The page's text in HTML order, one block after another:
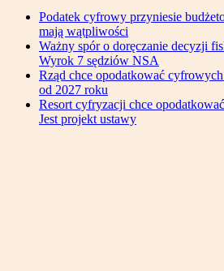
Podatek cyfrowy przyniesie
mają wątpliwości
Ważny spór o doręczanie decyzji
Wyrok 7 sędziów NSA
Rząd chce opodatkować
od 2027 roku
Resort cyfryzacji chce
Jest projekt ustawy